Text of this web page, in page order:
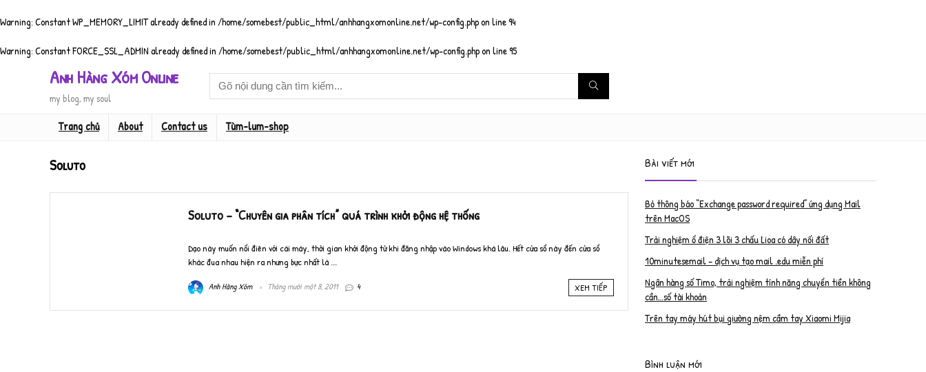
Warning: Constant WP_MEMORY_LIMIT already defined in/home/somebest/public_html/anhhangxomonline.net/wp-config.phpon line94
Warning: Constant FORCE_SSL_ADMIN already defined in/home/somebest/public_html/anhhangxomonline.net/wp-config.phpon line95
Anh Hàng Xóm Online
my blog, my soul
Trang chủ About Contact us Tùm-lum-shop
Soluto
Soluto – “Chuyên gia phân tích” quá trình khởi động hệ thống
Dạo này muốn nổi điên với cái máy, thời gian khởi động từ khi đăng nhập vào Windows khá lâu. Hết cửa sổ này đến cửa sổ
khác đua nhau hiện ra nhưng bực nhất là ...
Anh Hàng Xóm Tháng mười một 8, 2011 4 XEM TIẾP
Bài viết mới
Bỏ thông báo “Exchange password required” ứng dụng Mail
trên MacOS
Trải nghiệm ổ điện 3 lõi 3 chấu Lioa có dây nối đất
10minutesemail – dịch vụ tạo mail .edu miễn phí
Ngân hàng số Timo, trải nghiệm tính năng chuyển tiền không
cần…số tài khoản
Trên tay máy hút bụi giường nệm cầm tay Xiaomi Mijia
Bình luận mới